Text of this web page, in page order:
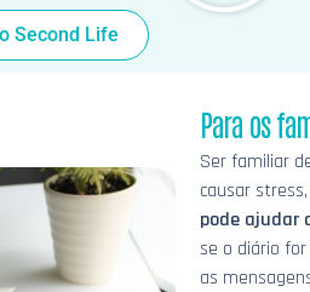
Second Life
Para os
Ser familiar
causar
pode ajudar
se o diário
as